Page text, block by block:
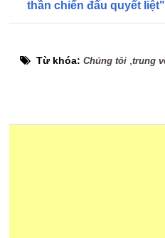
thần chiến đấu quyết liệt"
Từ khóa:Chúng tôi ,trung